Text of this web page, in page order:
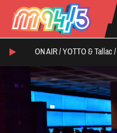
ON AIR / YOTTO & Tallac /